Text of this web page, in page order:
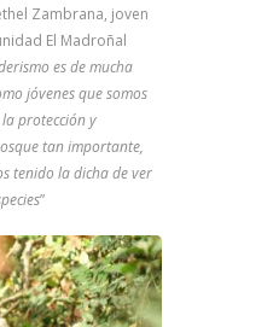
Zambrana, joven
El Madroñal
es de mucha
jóvenes que somos
protección y
tan importante,
tenido la dicha de ver
”